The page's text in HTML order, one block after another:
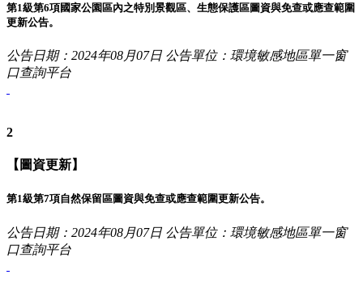
第1級第6項國家公園區內之特別景觀區、生態保護區圖資與免查或應查範圍
更新公告。
公告日期：2024年08月07日 公告單位：環境敏感地區單一窗
口查詢平台
2
【圖資更新】
第1級第7項自然保留區圖資與免查或應查範圍更新公告。
公告日期：2024年08月07日 公告單位：環境敏感地區單一窗
口查詢平台